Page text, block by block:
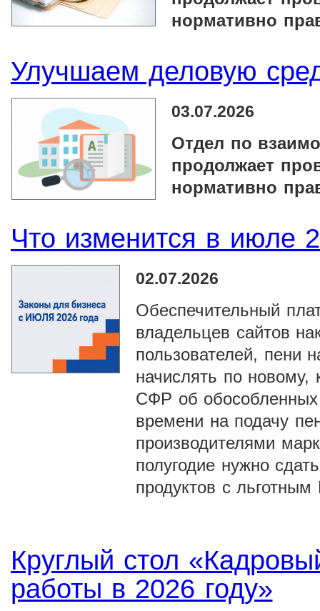
нормативно
Улучшаем деловую
03.07.2026
Отдел по
продолжает
нормативно
Что изменится в июле
02.07.2026
Обеспечительный
владельцев сайтов
пользователей, пени
начислять по
СФР об обособленных
времени на подачу
производителями
полугодие нужно
продуктов с
Круглый стол
работы в 2026 году»